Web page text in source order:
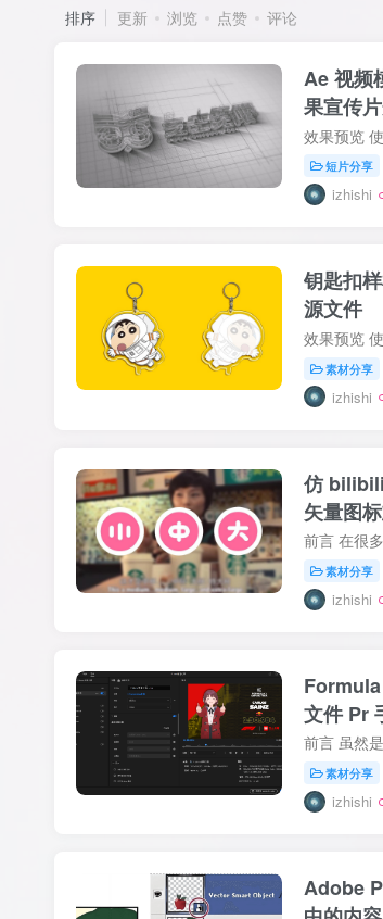
排序 更新 浏览 点赞 评论
Ae 视频
果宣传
短片分享
izhishi
钥匙扣
源文件
素材分享
izhishi
仿
矢量图
素材分享
izhishi
文件 Pr
素材分享
izhishi
Adobe